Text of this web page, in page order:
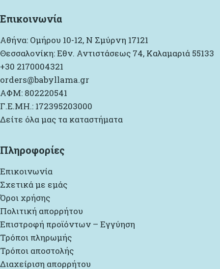
Επικοινωνία
Αθήνα: Ομήρου 10-12, Ν Σμύρνη 17121
Θεσσαλονίκη: Εθν. Αντιστάσεως 74, Καλαμαριά 55133
+30 2170004321
orders@babyllama.gr
ΑΦΜ: 802220541
Γ.Ε.ΜΗ.: 172395203000
Δείτε όλα μας τα καταστήματα
Πληροφορίες
Επικοινωνία
Σχετικά με εμάς
Όροι χρήσης
Πολιτική απορρήτου
Επιστροφή προϊόντων – Εγγύηση
Τρόποι πληρωμής
Τρόποι αποστολής
Διαχείριση απορρήτου